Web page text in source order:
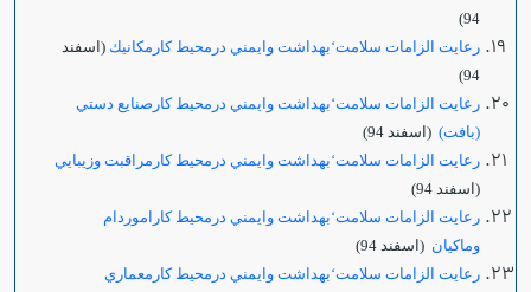
94)
رعايت الزامات سلامت‘بهداشت وايمني درمحيط كارمكانيك (اسفند
94)
رعايت الزامات سلامت‘بهداشت وايمني درمحيط كارصنايع دستي
(بافت) (اسفند 94)
رعايت الزامات سلامت‘بهداشت وايمني درمحيط كارمراقبت وزيبايي
(اسفند 94)
رعايت الزامات سلامت‘بهداشت وايمني درمحيط كاراموردام
وماكيان (اسفند 94)
رعايت الزامات سلامت‘بهداشت وايمني درمحيط كارمعماري